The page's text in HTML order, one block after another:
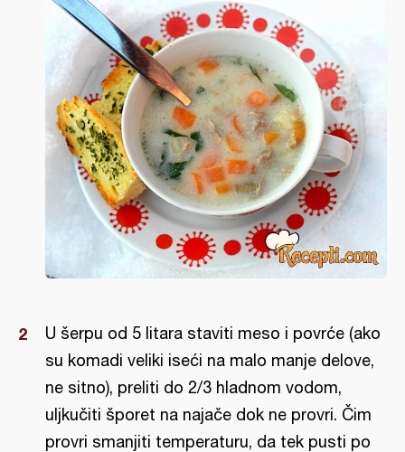
U šerpu od 5 litara staviti meso i povrće (ako
su komadi veliki iseći na malo manje delove,
ne sitno), preliti do 2/3 hladnom vodom,
uljkučiti šporet na najače dok ne provri. Čim
provri smanjiti temperaturu, da tek pusti po